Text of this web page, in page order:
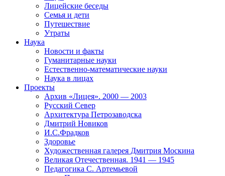
Лицейские беседы
Семья и дети
Путешествие
Утраты
Наука
Новости и факты
Гуманитарные науки
Естественно-математические науки
Наука в лицах
Проекты
Архив «Лицея». 2000 — 2003
Русский Север
Архитектура Петрозаводска
Дмитрий Новиков
И.С.Фрадков
Здоровье
Художественная галерея Дмитрия Москина
Великая Отечественная. 1941 — 1945
Педагогика С. Артемьевой